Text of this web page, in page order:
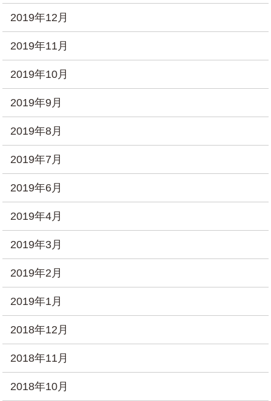
2019年12月
2019年11月
2019年10月
2019年9月
2019年8月
2019年7月
2019年6月
2019年4月
2019年3月
2019年2月
2019年1月
2018年12月
2018年11月
2018年10月